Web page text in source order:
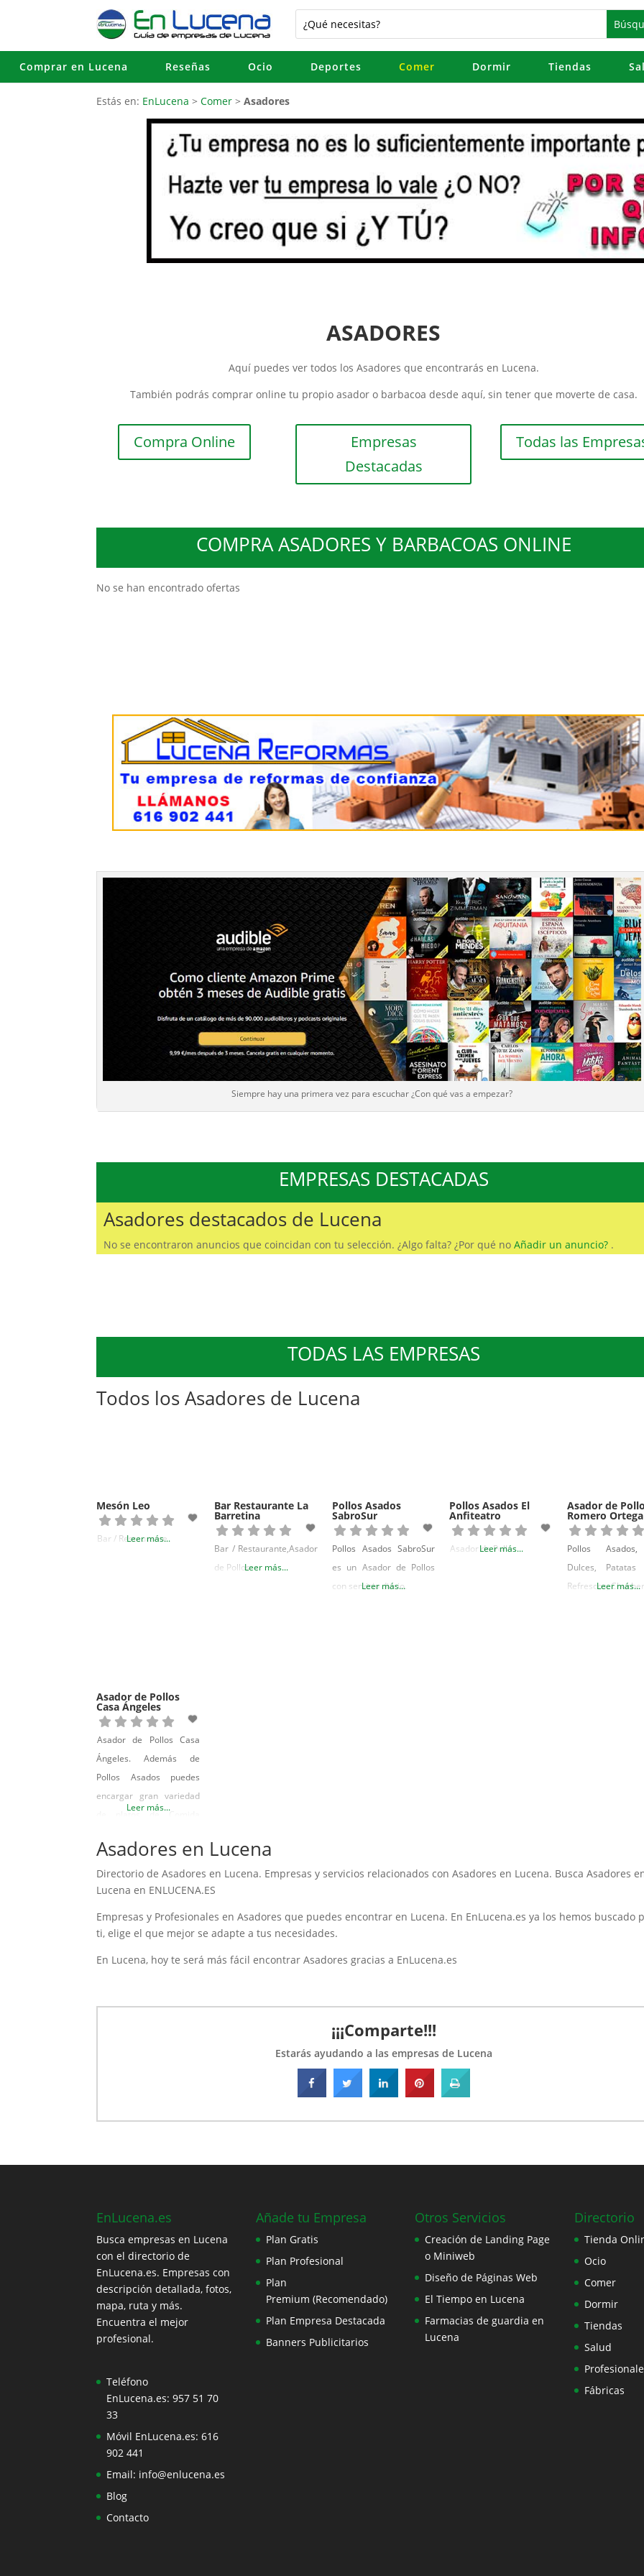
Comprar en Lucena Reseñas Ocio Deportes Comer Dormir Tiendas
Estás en: EnLucena >Comer >Asadores
ASADORES
Aquí puedes ver todos los Asadores que encontrarás en Lucena.
También podrás comprar online tu propio asador o barbacoa desde aquí, sin tener que moverte de casa.
Compra Online
Empresas
Destacadas
Todas las
COMPRA ASADORES Y BARBACOAS ONLINE
No se han encontrado ofertas
Siempre hay una primera vez para escuchar ¿Con qué vas a empezar?
EMPRESAS DESTACADAS
Asadores destacados de Lucena
No se encontraron anuncios que coincidan con tu selección. ¿Algo falta? ¿Por qué noAñadir un anuncio? .
TODAS LAS EMPRESAS
Todos los Asadores de Lucena
Mesón Leo
Bar / Restaurante
Leer más...
Bar Restaurante La
Barretina
Bar / Restaurante,Asador
de PollosLeer más...
Pollos Asados
SabroSur
Pollos Asados SabroSur
es un Asador de Pollos
con servicio diario.
Leer más...
Pollos Asados El
Anfiteatro
Asador de Pollos
Leer más...
Asador de
Romero Ortega
Pollos
Dulces, Patatas
Refrescos,Leer más...
Asador de Pollos
Casa Ángeles
Asador de Pollos Casa
Ángeles. Además de
Pollos Asados puedes
encargar gran variedad
de platos de Comida
Caseros para llevar
Leer más...
Asadores en Lucena
Directorio de Asadores en Lucena. Empresas y servicios relacionados con Asadores en Lucena. Busca Asadores
Lucena en ENLUCENA.ES
Empresas y Profesionales en Asadores que puedes encontrar en Lucena. En EnLucena.es ya los hemos buscado
ti, elige el que mejor se adapte a tus necesidades.
En Lucena, hoy te será más fácil encontrar Asadores gracias a EnLucena.es
¡¡¡Comparte!!!
Estarás ayudando a las empresas de Lucena
EnLucena.es
Busca empresas en Lucena
con el directorio de
EnLucena.es. Empresas con
descripción detallada, fotos,
mapa, ruta y más.
Encuentra el mejor
profesional.
Teléfono
EnLucena.es: 957 51 70
33
Móvil EnLucena.es:616
902 441
Email: info@enlucena.es
Blog
Contacto
Añade tu Empresa
Plan Gratis
Plan Profesional
Plan
Premium (Recomendado)
Plan Empresa Destacada
Banners Publicitarios
Otros Servicios
Creación de Landing Page
o Miniweb
Diseño de Páginas Web
El Tiempo en Lucena
Farmacias de guardia en
Lucena
Directorio
Tienda
Ocio
Comer
Dormir
Tiendas
Salud
Fábricas